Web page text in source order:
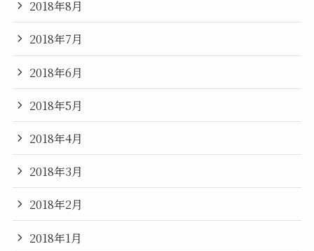
2018年8月
2018年7月
2018年6月
2018年5月
2018年4月
2018年3月
2018年2月
2018年1月